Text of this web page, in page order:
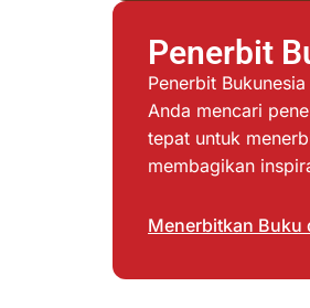
Penerbit
Penerbit
Anda mencari
tepat untuk
membagikan
Menerbitkan Buku